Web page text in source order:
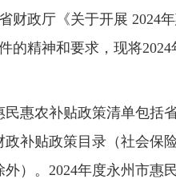
财政厅《关于开展 2024
的精神和要求，现将2024
民惠农补贴政策清单包括
补贴政策目录（社会保
）。 2024年度永州市惠